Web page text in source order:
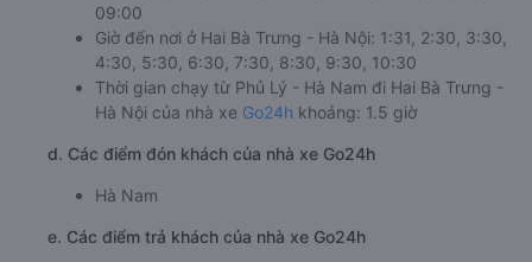
09:00
Giờ đến nơi ở Hai Bà Trưng - Hà Nội: 1:31, 2:30, 3:30,
4:30, 5:30, 6:30, 7:30, 8:30, 9:30, 10:30
Thời gian chạy từ Phủ Lý - Hà Nam đi Hai Bà Trưng -
Hà Nội của nhà xe Go24h khoảng: 1.5 giờ
d. Các điểm đón khách của nhà xe Go24h
Hà Nam
e. Các điểm trả khách của nhà xe Go24h